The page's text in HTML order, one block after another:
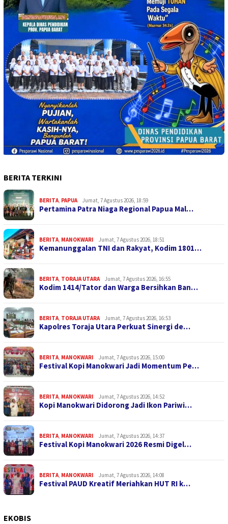
BERITA TERKINI
BERITA, PAPUA Jumat, 7 Agustus 2026, 18:59
Pertamina Patra Niaga Regional Papua Mal…
BERITA, MANOKWARI Jumat, 7 Agustus 2026, 18:51
Kemanunggalan TNI dan Rakyat, Kodim 1801…
BERITA, TORAJA UTARA Jumat, 7 Agustus 2026, 16:55
Kodim 1414/Tator dan Warga Bersihkan Ban…
BERITA, TORAJA UTARA Jumat, 7 Agustus 2026, 16:53
Kapolres Toraja Utara Perkuat Sinergi de…
BERITA, MANOKWARI Jumat, 7 Agustus 2026, 15:00
Festival Kopi Manokwari Jadi Momentum Pe…
BERITA, MANOKWARI Jumat, 7 Agustus 2026, 14:52
Kopi Manokwari Didorong Jadi Ikon Pariwi…
BERITA, MANOKWARI Jumat, 7 Agustus 2026, 14:37
Festival Kopi Manokwari 2026 Resmi Digel…
BERITA, MANOKWARI Jumat, 7 Agustus 2026, 14:08
Festival PAUD Kreatif Meriahkan HUT RI k…
EKOBIS